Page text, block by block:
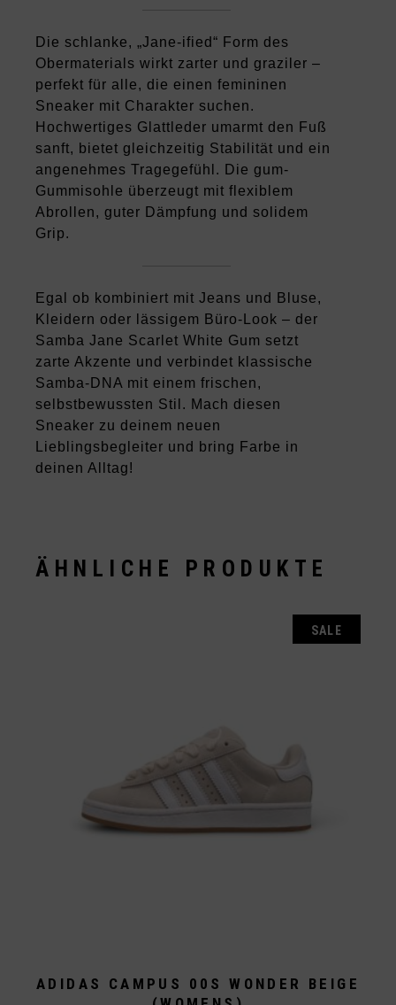
Die schlanke, „Jane-ified“ Form des
Obermaterials wirkt zarter und graziler –
perfekt für alle, die einen femininen
Sneaker mit Charakter suchen.
Hochwertiges Glattleder umarmt den Fuß
sanft, bietet gleichzeitig Stabilität und ein
angenehmes Tragegefühl. Die gum-
Gummisohle überzeugt mit flexiblem
Abrollen, guter Dämpfung und solidem
Grip.
Egal ob kombiniert mit Jeans und Bluse,
Kleidern oder lässigem Büro‑Look – der
Samba Jane Scarlet White Gum setzt
zarte Akzente und verbindet klassische
Samba‑DNA mit einem frischen,
selbstbewussten Stil. Mach diesen
Sneaker zu deinem neuen
Lieblingsbegleiter und bring Farbe in
deinen Alltag!
ÄHNLICHE PRODUKTE
SALE
ADIDAS CAMPUS 00S WONDER BEIGE